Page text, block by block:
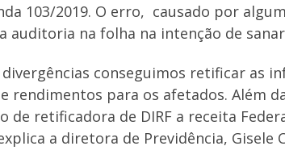
103/2019. O erro, causado por
auditoria na folha na intenção de
divergências conseguimos retificar as
rendimentos para os afetados. Além
de retificadora de DIRF a receita
a diretora de Previdência, Gisele